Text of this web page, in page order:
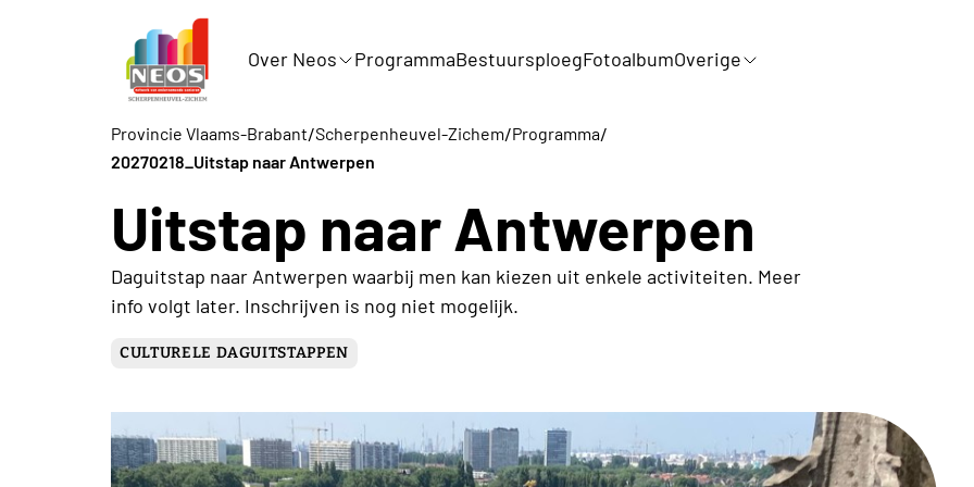
Over Neos ProgrammaBestuursploegFotoalbumOverige
Provincie Vlaams-Brabant/Scherpenheuvel-Zichem/Programma/
20270218_Uitstap naar Antwerpen
Uitstap naar Antwerpen
Daguitstap naar Antwerpen waarbij men kan kiezen uit enkele activiteiten. Meer
info volgt later. Inschrijven is nog niet mogelijk.
CULTURELE DAGUITSTAPPEN